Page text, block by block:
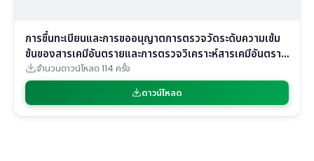
การขึ้นทะเบียนและการขออนุญาตการตรวจวัดระดับความเข้ม
ข้นของสารเคมีอันตรายและการตรวจวิเคราะห์สารเคมีอันตราย
ทางห้องปฏิบัติการ
จำนวนดาวน์โหลด 114 ครั้ง
ดาวน์โหลด